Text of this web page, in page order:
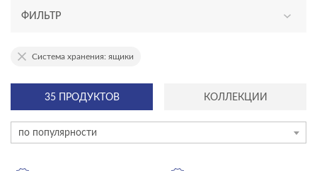
ФИЛЬТР
АССОРТИМЕНТ
тумбы для раковин
35 ПРОДУКТОВ КОЛЛЕКЦИИ
по популярности
Система хранения: ящики